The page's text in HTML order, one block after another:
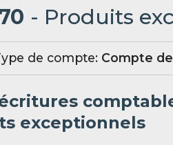
- Produits
de compte: Compte
exceptionnels